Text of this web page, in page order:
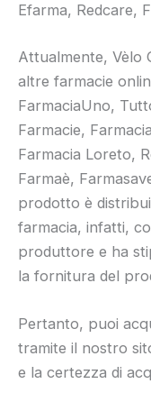
Efarma, Redcare,
Attualmente, Vèlo
altre farmacie
FarmaciaUno,
Farmacie,
Farmacia Loreto,
Farmaè,
prodotto è
farmacia, infatti,
produttore e ha
la fornitura del
Pertanto, puoi
tramite il nostro
e la certezza di